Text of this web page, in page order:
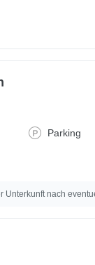
Parking
Unterkunft nach